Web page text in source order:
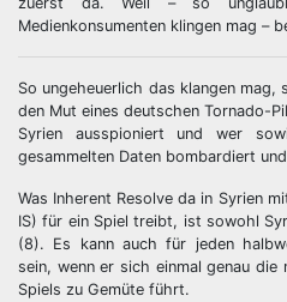
Medienkonsumenten klingen mag –
So ungeheuerlich das klangen
den Mut eines deutschen Tornado-
Syrien ausspioniert und wer
gesammelten Daten bombardiert
Was Inherent Resolve da in Syrien
IS) für ein Spiel treibt, ist sowohl
(8). Es kann auch für jeden
sein, wenn er sich einmal genau die
Spiels zu Gemüte führt.